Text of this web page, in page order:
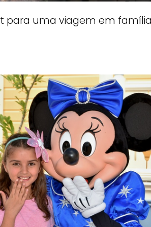
para uma viagem em